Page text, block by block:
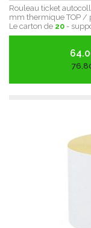
Rouleau ticket
mm thermique TOP /
Le carton de 20 -